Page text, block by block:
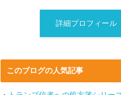
詳細プロフィール
このブログの人気記事